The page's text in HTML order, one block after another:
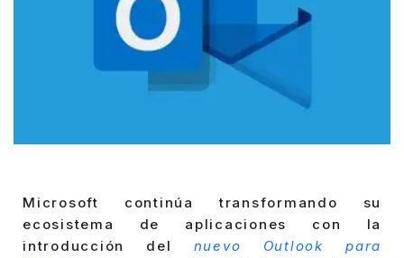
Microsoft continúa transformando su
ecosistema de aplicaciones con la
introducción del nuevo Outlook para